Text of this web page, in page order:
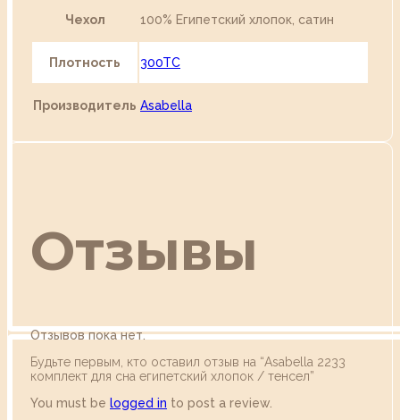
Чехол 100% Египетский хлопок, сатин
Плотность 300TC
Производитель Asabella
Отзывы
Отзывов пока нет.
Будьте первым, кто оставил отзыв на “Asabella 2233
комплект для сна египетский хлопок / тенсел”
You must be logged in to post a review.